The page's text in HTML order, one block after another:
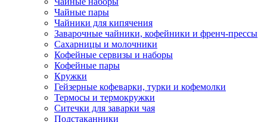
Чайные пары
Чайники для кипячения
Заварочные чайники, кофейники и френч-прессы
Сахарницы и молочники
Кофейные сервизы и наборы
Кофейные пары
Кружки
Гейзерные кофеварки, турки и кофемолки
Термосы и термокружки
Ситечки для заварки чая
Подстаканники